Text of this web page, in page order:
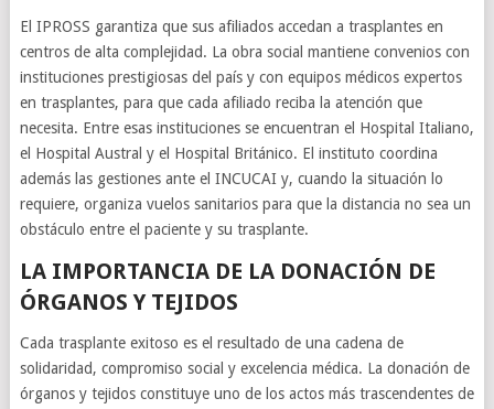
El IPROSS garantiza que sus afiliados accedan a trasplantes en
centros de alta complejidad. La obra social mantiene convenios con
instituciones prestigiosas del país y con equipos médicos expertos
en trasplantes, para que cada afiliado reciba la atención que
necesita. Entre esas instituciones se encuentran el Hospital Italiano,
el Hospital Austral y el Hospital Británico. El instituto coordina
además las gestiones ante el INCUCAI y, cuando la situación lo
requiere, organiza vuelos sanitarios para que la distancia no sea un
obstáculo entre el paciente y su trasplante.
LA IMPORTANCIA DE LA DONACIÓN DE
ÓRGANOS Y TEJIDOS
Cada trasplante exitoso es el resultado de una cadena de
solidaridad, compromiso social y excelencia médica. La donación de
órganos y tejidos constituye uno de los actos más trascendentes de